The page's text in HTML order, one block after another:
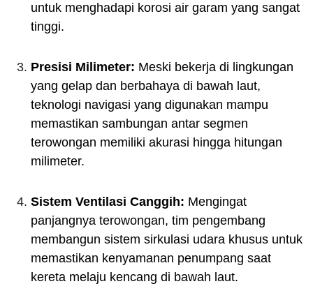
untuk menghadapi korosi air garam yang sangat
tinggi.
Presisi Milimeter: Meski bekerja di lingkungan
yang gelap dan berbahaya di bawah laut,
teknologi navigasi yang digunakan mampu
memastikan sambungan antar segmen
terowongan memiliki akurasi hingga hitungan
milimeter.
Sistem Ventilasi Canggih: Mengingat
panjangnya terowongan, tim pengembang
membangun sistem sirkulasi udara khusus untuk
memastikan kenyamanan penumpang saat
kereta melaju kencang di bawah laut.